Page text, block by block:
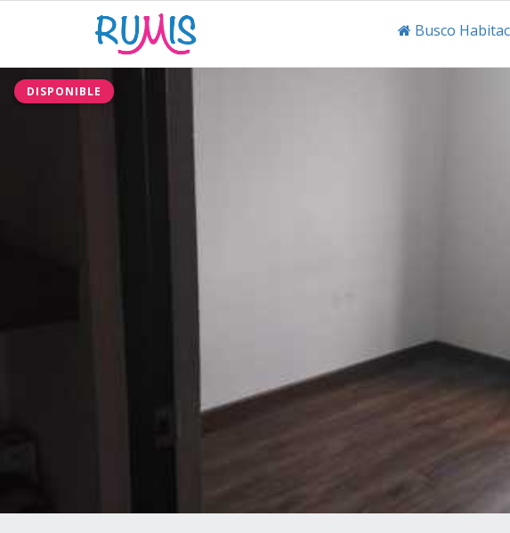
Busco
DISPONIBLE